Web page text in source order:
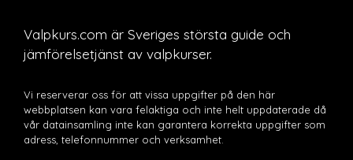
Valpkurs.com är Sveriges största guide och
jämförelsetjänst av valpkurser.
Vi reserverar oss för att vissa uppgifter på den här
webbplatsen kan vara felaktiga och inte helt uppdaterade då
vår datainsamling inte kan garantera korrekta uppgifter som
adress, telefonnummer och verksamhet.